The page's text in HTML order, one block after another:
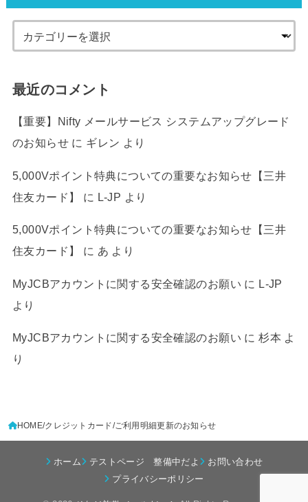
最近のコメント
【重要】Nifty メールサービス システムアップグレード
のお知らせに ギレン より
5,000Vポイント特典についての重要なお知らせ【三井
住友カード】
に L-JP より
5,000Vポイント特典についての重要なお知らせ【三井
住友カード】
に あ より
MyJCBアカウントに関する安全確認のお願い に L-JP
より
MyJCBアカウントに関する安全確認のお願い に杉本 よ
り
HOME クレジットカード ご利用明細更新のお知らせ
ホーム テストページ 整備中だよ
お問い合わせ
プライバシーポリシー